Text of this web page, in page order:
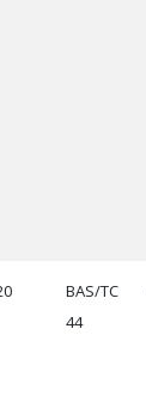
BAS/TC
44